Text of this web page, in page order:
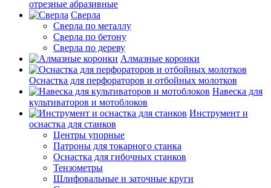
отрезные абразивные
Сверла
Сверла по металлу
Сверла по бетону
Сверла по дереву
Алмазные коронки
Оснастка для перфораторов и отбойных молотков
Навеска для
культиваторов и мотоблоков
Инструмент и
оснастка для станков
Центры упорные
Патроны для токарного станка
Оснастка для гибочных станков
Тензометры
Шлифовальные и заточные круги